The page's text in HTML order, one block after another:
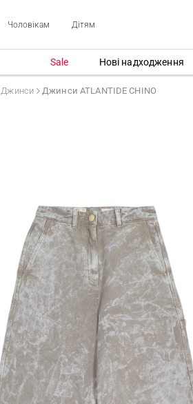
Чоловікам Дітям
Sale Нові надходження
Джинси Джинси ATLANTIDE CHINO